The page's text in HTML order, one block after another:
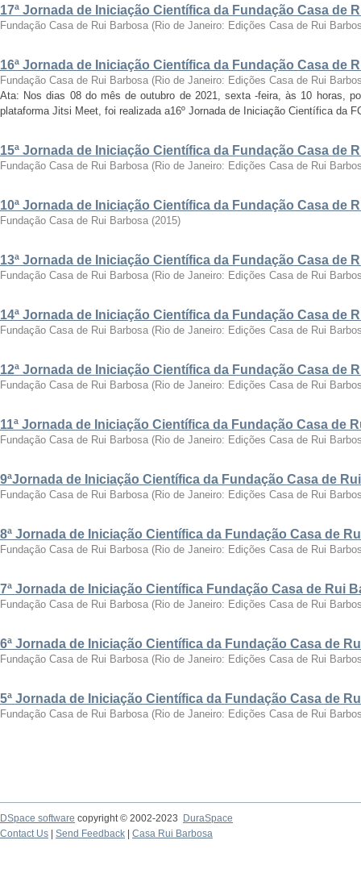
17ª Jornada de Iniciação Científica da Fundação Casa de
Fundação Casa de Rui Barbosa (Rio de Janeiro: Edições Casa de Rui
16ª Jornada de Iniciação Científica da Fundação Casa de
Fundação Casa de Rui Barbosa (Rio de Janeiro: Edições Casa de Rui
Ata: Nos dias 08 do mês de outubro de 2021, sexta -feira, às 10 horas,
plataforma Jitsi Meet, foi realizada a16º Jornada de Iniciação Científica da
15ª Jornada de Iniciação Científica da Fundação Casa de
Fundação Casa de Rui Barbosa (Rio de Janeiro: Edições Casa de Rui
10ª Jornada de Iniciação Científica da Fundação Casa de
Fundação Casa de Rui Barbosa (2015)
13ª Jornada de Iniciação Científica da Fundação Casa de
Fundação Casa de Rui Barbosa (Rio de Janeiro: Edições Casa de Rui
14ª Jornada de Iniciação Científica da Fundação Casa de
Fundação Casa de Rui Barbosa (Rio de Janeiro: Edições Casa de Rui
12ª Jornada de Iniciação Científica da Fundação Casa de
Fundação Casa de Rui Barbosa (Rio de Janeiro: Edições Casa de Rui
11ª Jornada de Iniciação Científica da Fundação Casa de
Fundação Casa de Rui Barbosa (Rio de Janeiro: Edições Casa de Rui
9ªJornada de Iniciação Científica da Fundação Casa de
Fundação Casa de Rui Barbosa (Rio de Janeiro: Edições Casa de Rui
8ª Jornada de Iniciação Científica da Fundação Casa de
Fundação Casa de Rui Barbosa (Rio de Janeiro: Edições Casa de Rui
7ª Jornada de Iniciação Científica Fundação Casa de Rui
Fundação Casa de Rui Barbosa (Rio de Janeiro: Edições Casa de Rui
6ª Jornada de Iniciação Científica da Fundação Casa de
Fundação Casa de Rui Barbosa (Rio de Janeiro: Edições Casa de Rui
5ª Jornada de Iniciação Científica da Fundação Casa de
Fundação Casa de Rui Barbosa (Rio de Janeiro: Edições Casa de Rui
DSpace software copyright © 2002-2023
DuraSpace
Contact Us
Send Feedback Casa Rui Barbosa